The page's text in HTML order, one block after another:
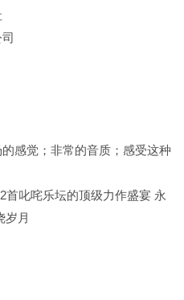
感觉；非常的音质；感受这种
叱咤乐坛的顶级力作盛宴 永
岁月
辚竹